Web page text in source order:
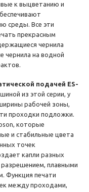
к выцветанию и
среды. Все эти
прекрасным
чернила
чернила на водной
подачей ES-
из этой серии, у
рабочей зоны,
проходки подложки.
которые
и стабильные цвета
точек
капли разных
плавными
Функция печати
между проходами,